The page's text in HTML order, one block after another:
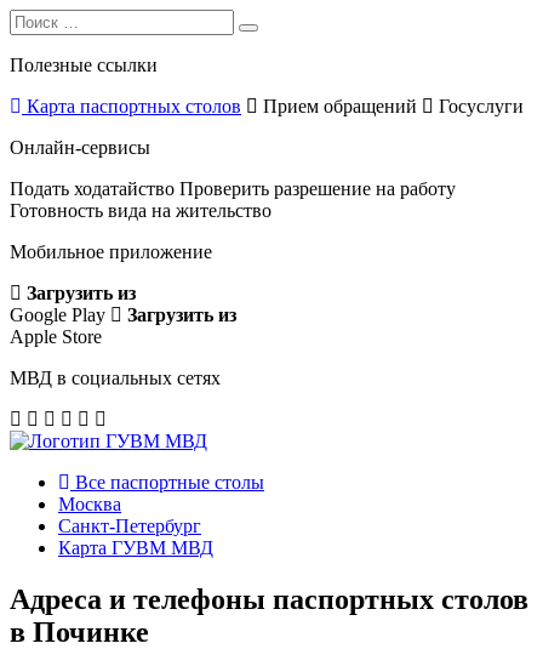
Search
for:
Search
Полезные ссылки
Карта паспортных столов
Прием обращений
Госуслуги
Онлайн-сервисы
Подать ходатайство Проверить разрешение на работу
Готовность вида на жительство
Мобильное приложение
Загрузить из
Google Play
Загрузить из
Apple Store
МВД в социальных сетях
Все паспортные столы
Москва
Санкт-Петербург
Карта ГУВМ МВД
Адреса и телефоны паспортных столов
в Починке